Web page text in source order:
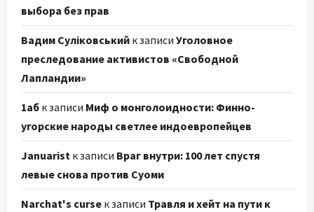
выбора без прав
Вадим Суліковський к записи Уголовное
преследование активистов «Свободной
Лапландии»
1аб к записи Миф о монголоидности: Финно-
угорские народы светлее индоевропейцев
Januarist к записи Враг внутри: 100 лет спустя
левые снова против Суоми
Narchat's curse к записи Травля и хейт на пути к